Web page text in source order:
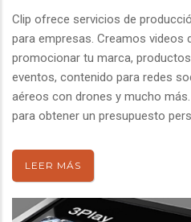
Clip ofrece servicios de
para empresas. Creamos videos
promocionar tu marca,
eventos, contenido para redes
aéreos con drones y mucho
para obtener un presupuesto
LEER MÁS